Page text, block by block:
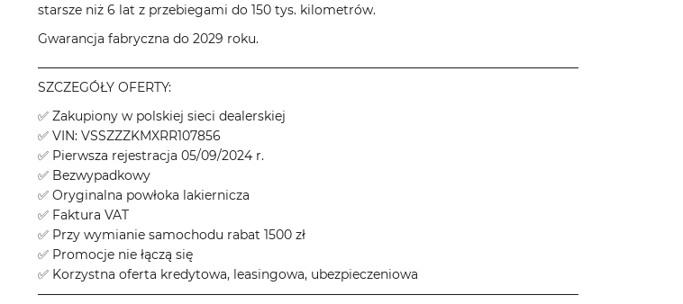
starsze niż 6 lat z przebiegami do 150 tys. kilometrów.
Gwarancja fabryczna do 2029 roku.
────────────────────────────────────────────────────────────
SZCZEGÓŁY OFERTY:
✅ Zakupiony w polskiej sieci dealerskiej
✅ VIN: VSSZZZKMXRR107856
✅ Pierwsza rejestracja 05/09/2024 r.
✅ Bezwypadkowy
✅ Oryginalna powłoka lakiernicza
✅ Faktura VAT
✅ Przy wymianie samochodu rabat 1500 zł
✅ Promocje nie łączą się
✅ Korzystna oferta kredytowa, leasingowa, ubezpieczeniowa
────────────────────────────────────────────────────────────